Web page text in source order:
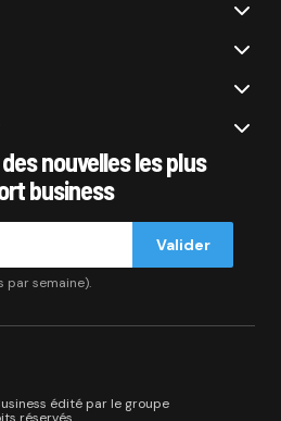
nouvelles les plus
business
Valider
par semaine).
édité par le groupe
réservés.